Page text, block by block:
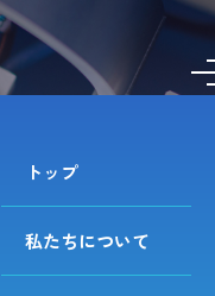
トップ
私たちについて